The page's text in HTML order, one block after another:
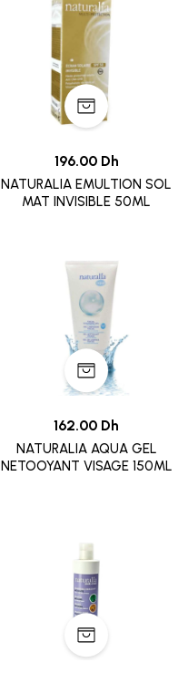
196.00 Dh
NATURALIA EMULTION SOL
MAT INVISIBLE 50ML
162.00 Dh
NATURALIA AQUA GEL
NETOOYANT VISAGE 150ML